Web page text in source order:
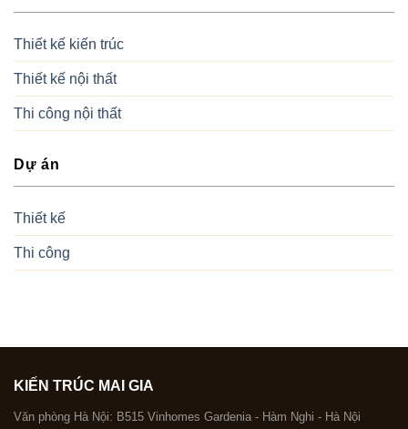
Thiết kế kiến trúc
Thiết kế nội thất
Thi công nội thất
Dự án
Thiết kế
Thi công
KIẾN TRÚC MAI GIA
Văn phòng Hà Nội: B515 Vinhomes Gardenia - Hàm Nghi - Hà Nội